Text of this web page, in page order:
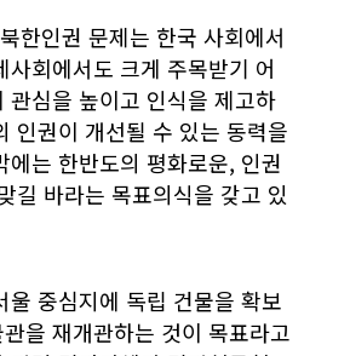
북한인권 문제는 한국 사회에서
회에서도 크게 주목받기 어
관심을 높이고 인식을 제고하
인권이 개선될 수 있는 동력을
는 한반도의 평화로운, 인권
길 바라는 목표의식을 갖고 있
울 중심지에 독립 건물을 확보
을 재개관하는 것이 목표라고